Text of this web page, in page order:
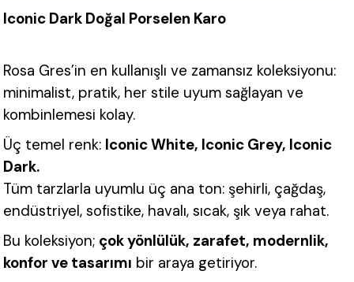
Iconic Dark Doğal Porselen Karo
Rosa Gres’in en kullanışlı ve zamansız koleksiyonu:
minimalist, pratik, her stile uyum sağlayan ve
kombinlemesi kolay.
Üç temel renk: Iconic White, Iconic Grey, Iconic
Dark.
Tüm tarzlarla uyumlu üç ana ton: şehirli, çağdaş,
endüstriyel, sofistike, havalı, sıcak, şık veya rahat.
Bu koleksiyon; çok yönlülük, zarafet, modernlik,
konfor ve tasarımı bir araya getiriyor.